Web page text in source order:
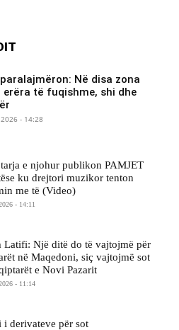
paralajmëron: Në disa zona
erëra të fuqishme, shi dhe
- 14:28
e njohur publikon PAMJET
ku drejtori muzikor tenton
me të (Video)
- 14:11
Latifi: Një ditë do të vajtojmë për
në Maqedoni, siç vajtojmë sot
e Novi Pazarit
- 11:14
i derivateve për sot